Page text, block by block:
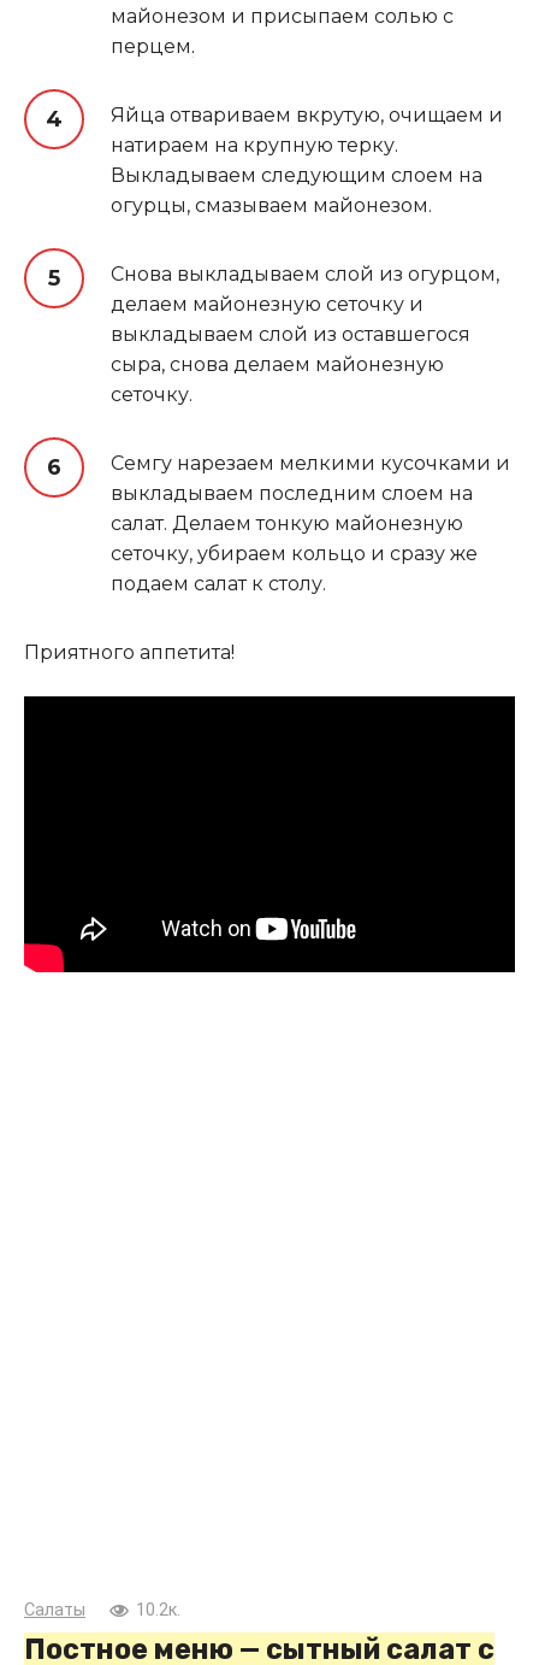
майонезом и присыпаем солью с
перцем.
Яйца отвариваем вкрутую, очищаем и
натираем на крупную терку.
Выкладываем следующим слоем на
огурцы, смазываем майонезом.
Снова выкладываем слой из огурцом,
делаем майонезную сеточку и
выкладываем слой из оставшегося
сыра, снова делаем майонезную
сеточку.
Семгу нарезаем мелкими кусочками и
выкладываем последним слоем на
салат. Делаем тонкую майонезную
сеточку, убираем кольцо и сразу же
подаем салат к столу.
Приятного аппетита!
Салаты 10.2к.
Постное меню — сытный салат с